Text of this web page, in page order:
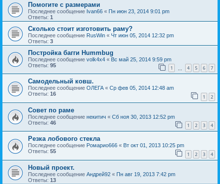
Помогите с размерами
Последнее сообщение Ivan66 « Пн июн 23, 2014 9:01 pm
Ответы: 1
Сколько стоит изготовить раму?
Последнее сообщение RusWin « Чт июн 05, 2014 12:32 pm
Ответы: 3
Постройка багги Hummbug
Последнее сообщение volk4x4 « Вс май 25, 2014 9:59 pm
Ответы: 95 1 4 5 6 7
Самодельный ковш.
Последнее сообщение ОЛЕГА « Ср фев 05, 2014 12:48 am
Ответы: 16 1 2
Совет по раме
Последнее сообщение некитич « Сб ноя 30, 2013 12:52 pm
Ответы: 46 1 2 3 4
Резка лобового стекла
Последнее сообщение Ромарио666 « Вт окт 01, 2013 10:25 pm
Ответы: 55 1 2 3 4
Новый проект.
Последнее сообщение Андрей92 « Пн авг 19, 2013 7:42 pm
Ответы: 13